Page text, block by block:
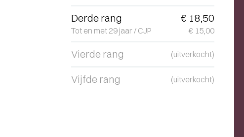
Derde rang € 18,50
Tot en met 29 jaar / CJP € 15,00
Vierde rang (uitverkocht)
Vijfde rang (uitverkocht)